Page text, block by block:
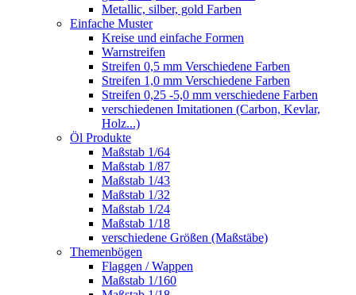
Metallic, silber, gold Farben
Einfache Muster
Kreise und einfache Formen
Warnstreifen
Streifen 0,5 mm Verschiedene Farben
Streifen 1,0 mm Verschiedene Farben
Streifen 0,25 -5,0 mm verschiedene Farben
verschiedenen Imitationen (Carbon, Kevlar,
Holz...)
Öl Produkte
Maßstab 1/64
Maßstab 1/87
Maßstab 1/43
Maßstab 1/32
Maßstab 1/24
Maßstab 1/18
verschiedene Größen (Maßstäbe)
Themenbögen
Flaggen / Wappen
Maßstab 1/160